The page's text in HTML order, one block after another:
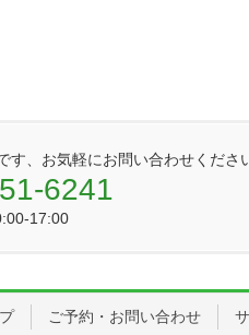
す、お気軽にお問い合わせくださ
6241
17:00
ご予約・お問い合わせ